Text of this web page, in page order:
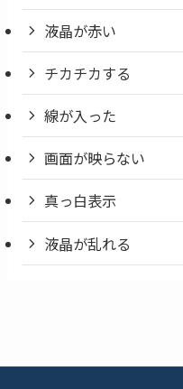
液晶が赤い
チカチカする
線が入った
画面が映らない
真っ白表示
液晶が乱れる